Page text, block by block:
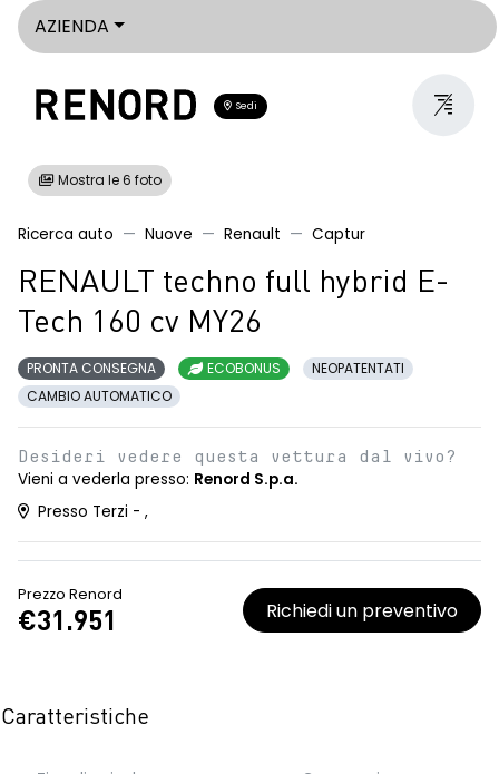
AZIENDA
Sedi
Mostra le 6 foto
Ricerca auto Nuove Renault Captur
RENAULT techno full hybrid E-
Tech 160 cv MY26
PRONTA CONSEGNA ECOBONUS
NEOPATENTATI
CAMBIO AUTOMATICO
Desideri vedere questa vettura dal vivo?
Vieni a vederla presso: Renord S.p.a.
Presso Terzi - ,
Prezzo Renord
€31.951 Richiedi un preventivo
Caratteristiche